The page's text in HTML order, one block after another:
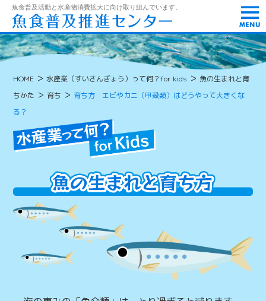
魚食普及活動と水産物消費拡大に向け取り組んでいます。
t
o
g
g
l
e
n
HOME >水産業（すいさんぎょう）って何？for kids >魚の生まれと育
ちかた > 育ち > 育ち方 エビやカニ（甲殻類）はどうやって大きくな
る？